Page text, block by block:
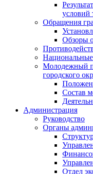
условий
Обращения
Обзоры
Молодежный
городского
Состав
Администрация
Руководство
Органы
Отдел